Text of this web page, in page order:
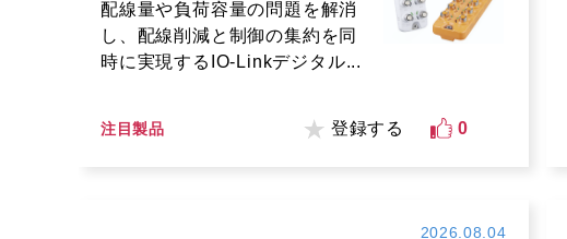
配線量や負荷容量の問題を解消
し、配線削減と制御の集約を同
時に実現するIO-Linkデジタル...
注目製品 登録する 0
2026.08.04